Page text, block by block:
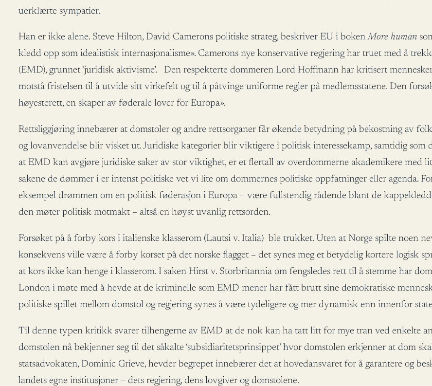
uerklærte sympatier.
Han er ikke alene. Steve Hilton, David Camerons politiske strateg, beskriver EU i bokenMore human
kledd opp som idealistisk internasjonalisme». Camerons nye konservative regjering har truet med å
(EMD), grunnet ‘juridisk aktivisme’. Den respekterte dommeren Lord Hoffmann har kritisert
motstå fristelsen til å utvide sitt virkefelt og til å påtvinge uniforme regler på medlemsstatene. Den
høyesterett, en skaper av føderale lover for Europa».
Rettsliggjøring innebærer at domstoler og andre rettsorganer får økende betydning på bekostning av
og lovanvendelse blir visket ut. Juridiske kategorier blir viktigere i politisk interessekamp, samtidig som
at EMD kan avgjøre juridiske saker av stor viktighet, er et flertall av overdommerne akademikere med
sakene de dømmer i er intenst politiske vet vi lite om dommernes politiske oppfatninger eller agenda.
eksempel drømmen om en politisk føderasjon i Europa – være fullstendig rådende blant de
den møter politisk motmakt – altså en høyst uvanlig rettsorden.
Forsøket på å forby kors i italienske klasserom (Lautsi v. Italia) ble trukket. Uten at Norge spilte noen
konsekvens ville være å forby korset på det norske flagget – det synes meg et betydelig kortere logisk
at kors ikke kan henge i klasserom. I saken Hirst v. Storbritannia om fengsledes rett til å stemme har
London i møte med å hevde at de kriminelle som EMD mener har fått brutt sine demokratiske
politiske spillet mellom domstol og regjering synes å være tydeligere og mer dynamisk enn innenfor
Til denne typen kritikk svarer tilhengerne av EMD at de nok kan ha tatt litt for mye tran ved enkelte
domstolen nå bekjenner seg til det såkalte ‘subsidiaritetsprinsippet’ hvor domstolen erkjenner at dom
statsadvokaten, Dominic Grieve, hevder begrepet innebærer det at hovedansvaret for å garantere og
landets egne institusjoner – dets regjering, dens lovgiver og domstolene.